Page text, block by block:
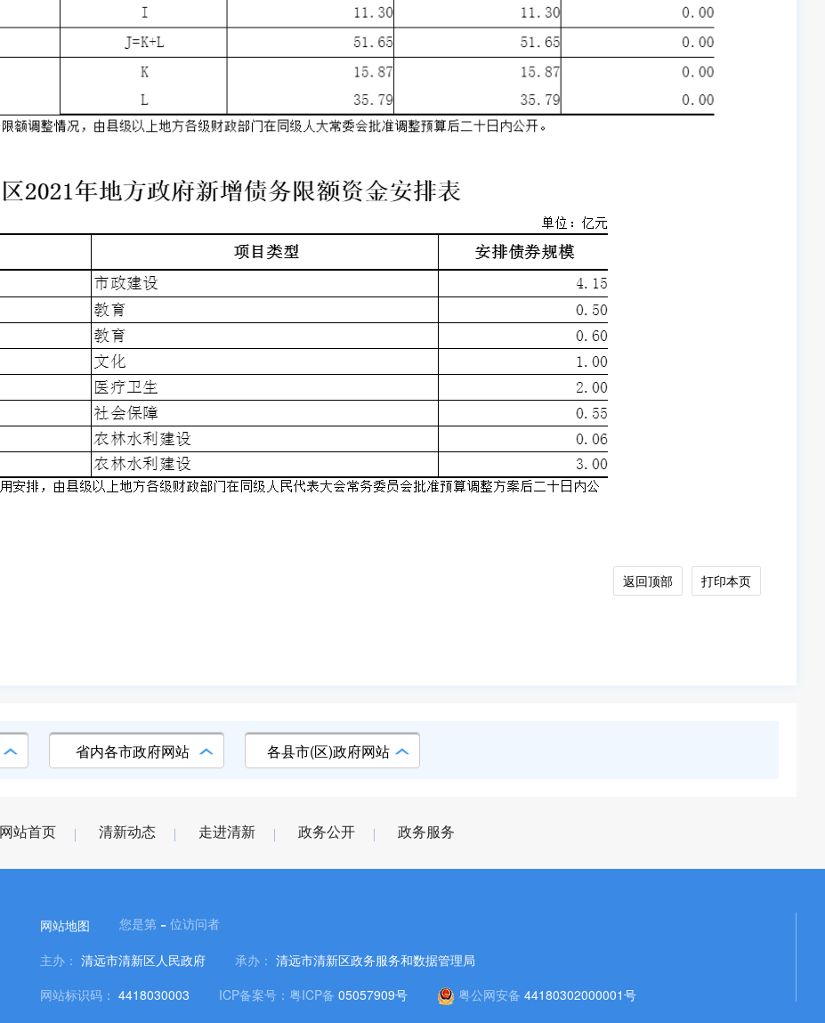
返回顶部 打印本页
省内各市政府网站 各县市(区)政府网站
网站首页 清新动态 走进清新 政务公开 政务服务
网站地图 您是第 - 位访问者
主办： 清远市清新区人民政府 承办： 清远市清新区政务服务和数据管理局
网站标识码： 4418030003 ICP备案号：粤ICP备 05057909号 粤公网安备 44180302000001号